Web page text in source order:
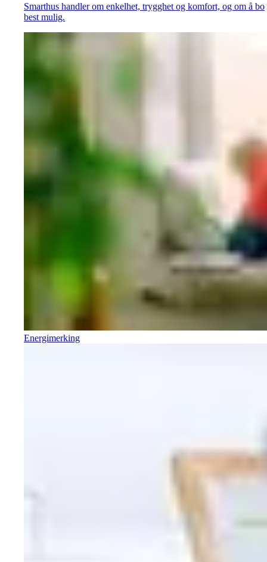
Smarthus handler om enkelhet, trygghet og komfort, og om å bo
best mulig.
Energimerking